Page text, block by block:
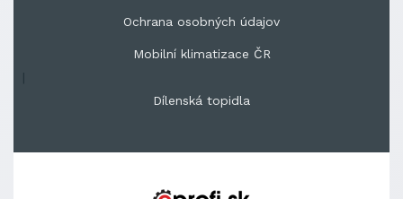
Ochrana osobných údajov
Mobilní klimatizace ČR
|
Dílenská topidla